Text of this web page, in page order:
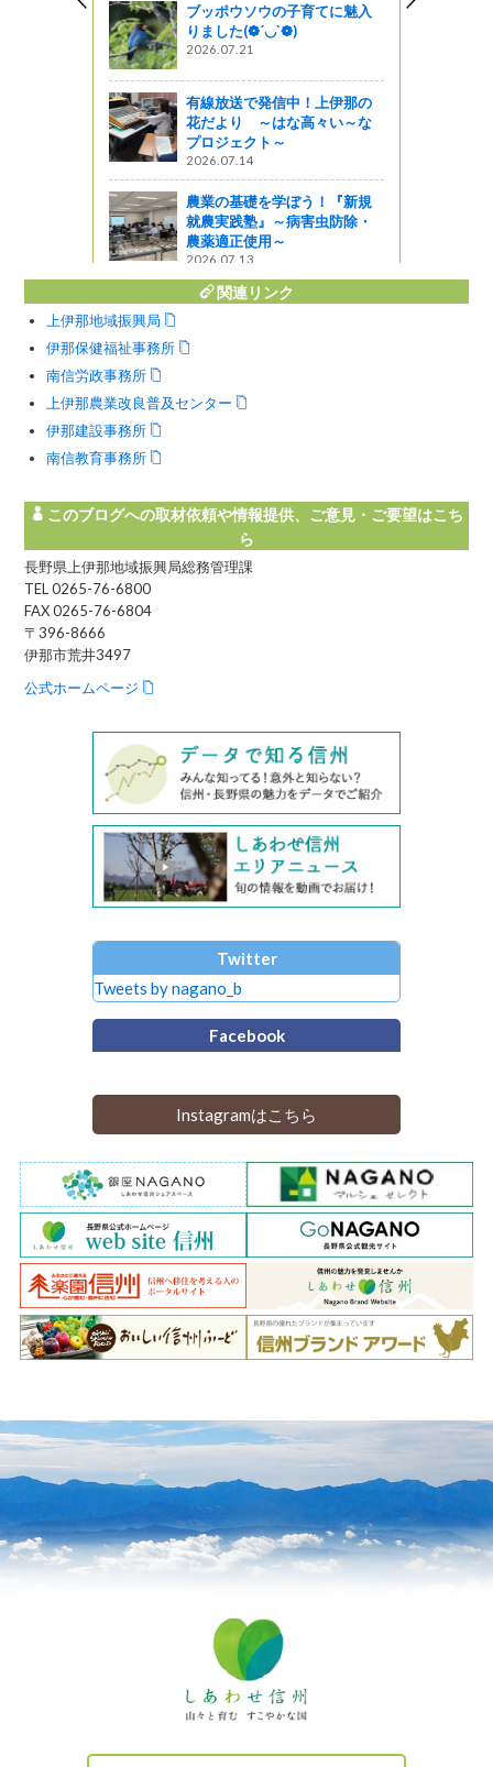
ブッポウソウの子育てに魅入
りました(❁´◡`❁)
2026.07.21
有線放送で発信中！上伊那の
花だより ～はな高々い～な
プロジェクト～
2026.07.14
農業の基礎を学ぼう！『新規
就農実践塾』～病害虫防除・
農薬適正使用～
2026.07.13
関連リンク
上伊那地域振興局
伊那保健福祉事務所
南信労政事務所
上伊那農業改良普及センター
伊那建設事務所
南信教育事務所
このブログへの取材依頼や情報提供、ご意見・ご要望はこち
ら
長野県上伊那地域振興局総務管理課
TEL 0265-76-6800
FAX 0265-76-6804
〒396-8666
伊那市荒井3497
公式ホームページ
Twitter
Tweets by nagano_b
Facebook
Instagramはこちら